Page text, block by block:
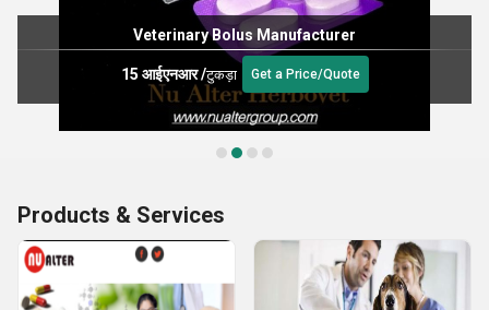
Veterinary Bolus Manufacturer
15 आईएनआर/टुकड़ा Get a Price/Quote
Products & Services